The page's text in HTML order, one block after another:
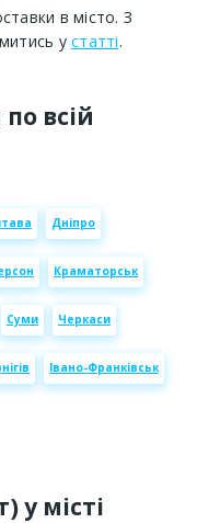
в місто. З
у статті.
всій
Дніпро
Краматорськ
Суми Черкаси
Івано-Франківськ
у місті